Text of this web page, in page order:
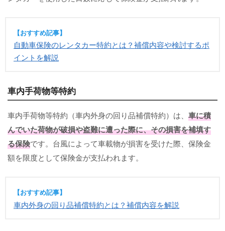
【おすすめ記事】
自動車保険のレンタカー特約とは？補償内容や検討するポ
イントを解説
車内手荷物等特約
車内手荷物等特約（車内外身の回り品補償特約）は、 車に積
んでいた荷物が破損や盗難に遭った際に、その損害を補填す
る保険です。台風によって車載物が損害を受けた際、保険金
額を限度として保険金が支払われます。
【おすすめ記事】
車内外身の回り品補償特約とは？補償内容を解説